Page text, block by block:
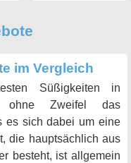
im Vergleich
Süßigkeiten in
ohne Zweifel das
es sich dabei um eine
die hauptsächlich aus
besteht, ist allgemein